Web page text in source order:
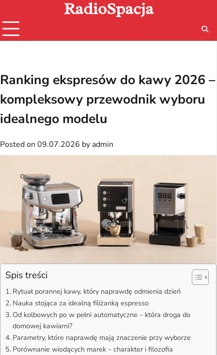
content
RadioSpacja
Ranking ekspresów do kawy 2026 –
kompleksowy przewodnik wyboru
idealnego modelu
Posted on 09.07.2026 by admin
Spis treści
Rytuał porannej kawy, który naprawdę odmienia dzień
Nauka stojąca za idealną filiżanką espresso
Od kolbowych po w pełni automatyczne – która droga do
domowej kawiarni?
Parametry, które naprawdę mają znaczenie przy wyborze
Porównanie wiodących marek – charakter i filozofia